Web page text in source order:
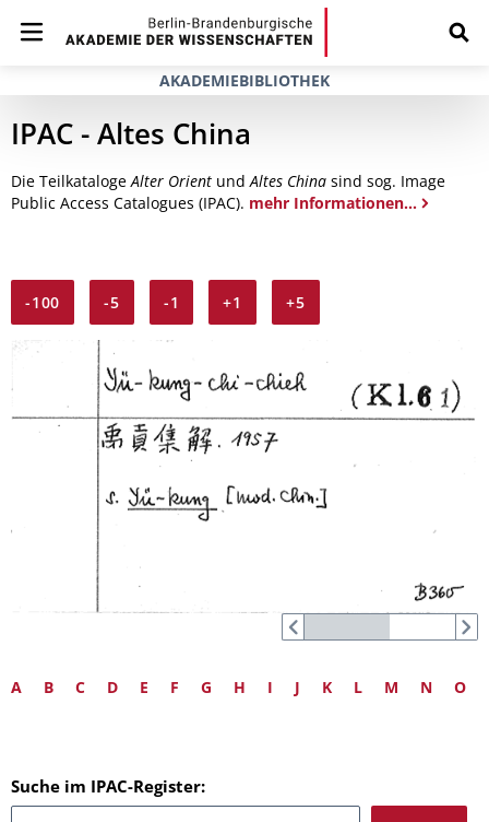
AKADEMIEBIBLIOTHEK
IPAC - Altes China
Die TeilkatalogeAlter Orient undAltes China sind sog. Image
Public Access Catalogues (IPAC). mehr Informationen...
-100 -5 -1 +1 +5
A B C D E F G H I J K L M N O
Suche im IPAC-Register: